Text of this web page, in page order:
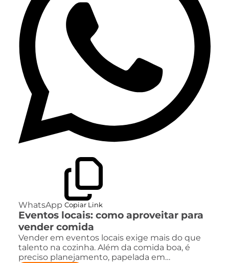
WhatsApp Copiar Link
Eventos locais: como aproveitar para
vender comida
Vender em eventos locais exige mais do que
talento na cozinha. Além da comida boa, é
preciso planejamento, papelada em…